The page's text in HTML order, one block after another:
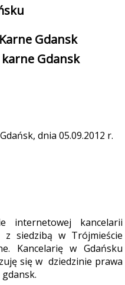
Gdansk
Gdansk
Gdańsk, dnia 05.09.2012 r.
internetowej kancelarii
z siedzibą w Trójmieście
Kancelarię w Gdańsku
się w dziedzinie prawa